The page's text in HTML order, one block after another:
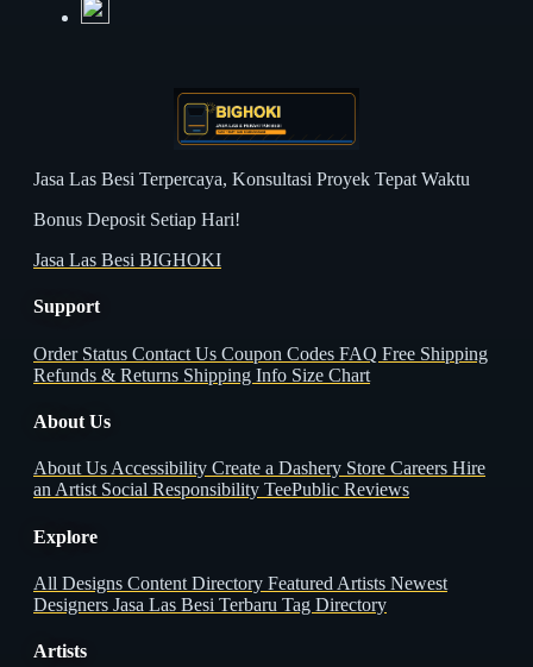
Jasa Las Besi Terpercaya, Konsultasi Proyek Tepat Waktu
Bonus Deposit Setiap Hari!
Jasa Las Besi BIGHOKI
Support
Order Status Contact Us Coupon Codes FAQ Free Shipping
Refunds & Returns Shipping Info Size Chart
About Us
About Us Accessibility Create a Dashery Store Careers Hire
an Artist Social Responsibility TeePublic Reviews
Explore
All Designs Content Directory Featured Artists Newest
Designers Jasa Las Besi Terbaru Tag Directory
Artists